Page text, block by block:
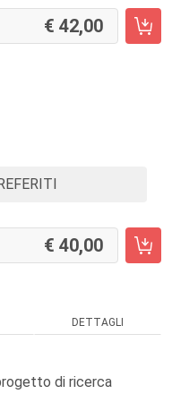
42,00
40,00
DETTAGLI
di ricerca